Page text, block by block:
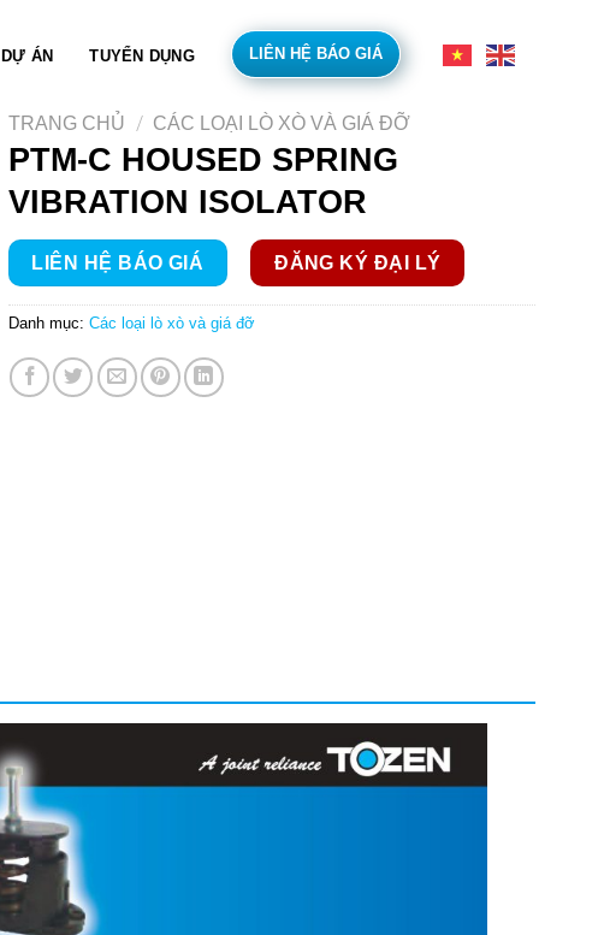
DỰ ÁN TUYỂN DỤNG LIÊN HỆ BÁO GIÁ
TRANG CHỦ / CÁC LOẠI LÒ XÒ VÀ GIÁ ĐỠ
PTM-C HOUSED SPRING
VIBRATION ISOLATOR
LIÊN HỆ BÁO GIÁ ĐĂNG KÝ ĐẠI LÝ
Danh mục: Các loại lò xò và giá đỡ